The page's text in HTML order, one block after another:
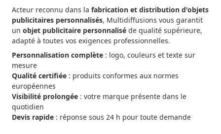
Acteur reconnu dans la fabrication et distribution d'objets
publicitaires personnalisés, Multidiffusions vous garantit
un objet publicitaire personnalisé de qualité supérieure,
adapté à toutes vos exigences professionnelles.
Personnalisation complète : logo, couleurs et texte sur
mesure
Qualité certifiée : produits conformes aux normes
européennes
Visibilité prolongée : votre marque présente dans le
quotidien
Devis rapide : réponse sous 24 h pour toute demande